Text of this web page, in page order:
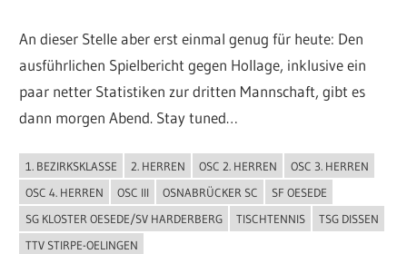
An dieser Stelle aber erst einmal genug für heute: Den
ausführlichen Spielbericht gegen Hollage, inklusive ein
paar netter Statistiken zur dritten Mannschaft, gibt es
dann morgen Abend. Stay tuned…
ALLGEMEIN
TISCHTENNIS
1. BEZIRKSKLASSE 2. HERREN OSC 2. HERREN
OSC 3. HERREN
OSC 4. HERREN
OSC III OSNABRÜCKER SC
SF OESEDE
SG KLOSTER OESEDE/SV HARDERBERG
TISCHTENNIS
TSG DISSEN
TTV STIRPE-OELINGEN